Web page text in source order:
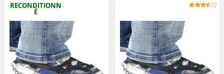
RECONDITIONN
É